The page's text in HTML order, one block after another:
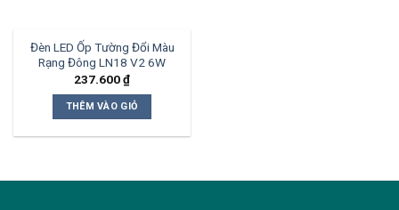
Đèn LED Ốp Tường Đổi Màu
Rạng Đông LN18 V2 6W
237.600₫
THÊM VÀO GIỎ